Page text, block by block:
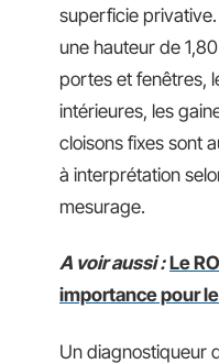
superficie
une hauteur de
portes et fenêtres,
intérieures, les
cloisons fixes sont
à interprétation
mesurage.
A voir aussi : Le
importance pour
Un diagnostiqueur